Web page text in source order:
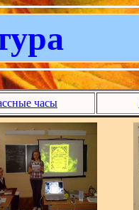
часы